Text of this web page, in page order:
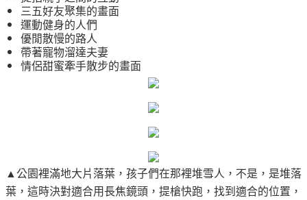
三五好友聚集的畫面
運動健身的人們
優閒散慢的路人
帶著寵物溜達夫妻
情侶甜蜜牽手散步的畫面
▲公園裡滿地大片落葉，孩子們在那裡堆雪人，不是，是堆落
葉，這時決對適合用長焦鏡頭，提槍快跑，找到適合的位置，